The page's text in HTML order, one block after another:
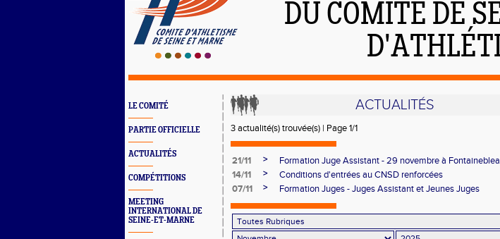
DU COMITÉ DE
LE COMITÉ
PARTIE OFFICIELLE
ACTUALITÉS
COMPÉTITIONS
MEETING
INTERNATIONAL DE
SEINE-ET-MARNE
ACTUALITÉS
3 actualité(s) trouvée(s) | Page 1/1
21/11 >
Formation Juge Assistant - 29 novembre à
14/11
>
Conditions d'entrées au CNSD renforcées
07/11
> Formation Juges - Juges Assistant et Jeunes Juges